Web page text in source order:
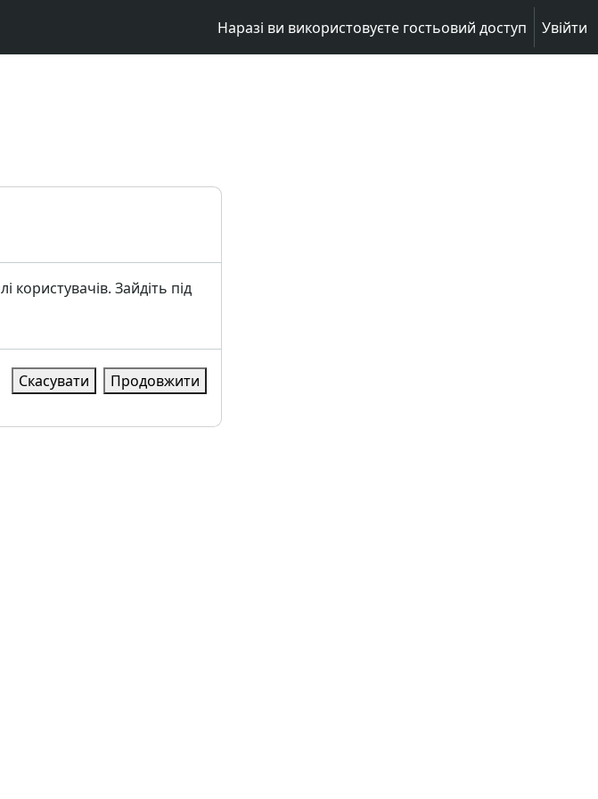
Наразі ви використовуєте гостьовий доступ Увійти
користувачів. Зайдіть під
Скасувати Продовжити